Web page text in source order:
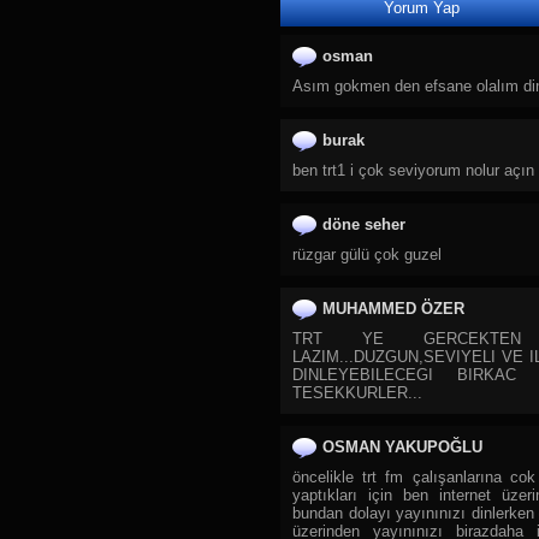
28.TRT Spor Yıldız
32.TLC
33. DMAX
35.TGRT Belgesel
36.Yaban TV
38.TRT Çocuk
Cartoon Network
40. Diyanet Çocuk
44.Minika Go
45.Zarok TV
Yorum Yap
osman
Asım gokmen den efsane olalım
burak
ben trt1 i çok seviyorum nolur açın
döne seher
rüzgar gülü çok guzel
MUHAMMED ÖZER
TRT YE GERCEKTEN
LAZIM...DUZGUN,SEVIYELI VE
DINLEYEBILECEGI BIRKAC
TESEKKURLER...
OSMAN YAKUPOĞLU
öncelikle trt fm çalışanlarına
yaptıkları için ben internet
bundan dolayı yayınınızı
üzerinden yayınınızı